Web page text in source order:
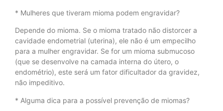
* Mulheres que tiveram mioma podem engravidar?
Depende do mioma. Se o mioma tratado não distorcer a
cavidade endometrial (uterina), ele não é um empecilho
para a mulher engravidar. Se for um mioma submucoso
(que se desenvolve na camada interna do útero, o
endométrio), este será um fator dificultador da gravidez,
não impeditivo.
* Alguma dica para a possível prevenção de miomas?